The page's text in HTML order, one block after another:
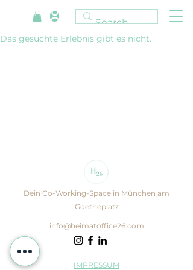
Das gesuchte Erlebnis gibt es nicht.
Dein Co-Working-Space in München am
Goetheplatz
info@heimatoffice26.com
IMPRESSUM